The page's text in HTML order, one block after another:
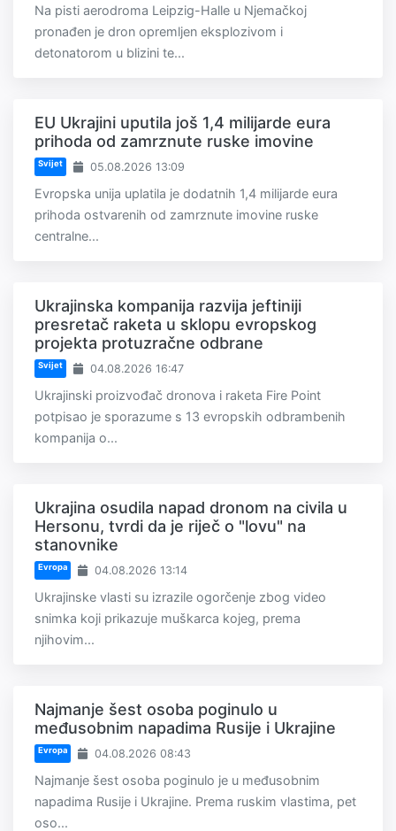
Na pisti aerodroma Leipzig-Halle u Njemačkoj
pronađen je dron opremljen eksplozivom i
detonatorom u blizini te...
EU Ukrajini uputila još 1,4 milijarde eura
prihoda od zamrznute ruske imovine
Svijet 05.08.2026 13:09
Evropska unija uplatila je dodatnih 1,4 milijarde eura
prihoda ostvarenih od zamrznute imovine ruske
centralne...
Ukrajinska kompanija razvija jeftiniji
presretač raketa u sklopu evropskog
projekta protuzračne odbrane
Svijet 04.08.2026 16:47
Ukrajinski proizvođač dronova i raketa Fire Point
potpisao je sporazume s 13 evropskih odbrambenih
kompanija o...
Ukrajina osudila napad dronom na civila u
Hersonu, tvrdi da je riječ o "lovu" na
stanovnike
Evropa 04.08.2026 13:14
Ukrajinske vlasti su izrazile ogorčenje zbog video
snimka koji prikazuje muškarca kojeg, prema
njihovim...
Najmanje šest osoba poginulo u
međusobnim napadima Rusije i Ukrajine
Evropa 04.08.2026 08:43
Najmanje šest osoba poginulo je u međusobnim
napadima Rusije i Ukrajine. Prema ruskim vlastima, pet
oso...